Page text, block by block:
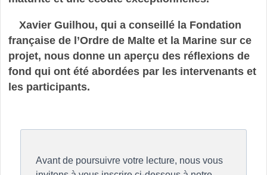
Xavier Guilhou, qui a conseillé la Fondation
française de l’Ordre de Malte et la Marine sur ce
projet, nous donne un aperçu des réflexions de
fond qui ont été abordées par les intervenants et
les participants.